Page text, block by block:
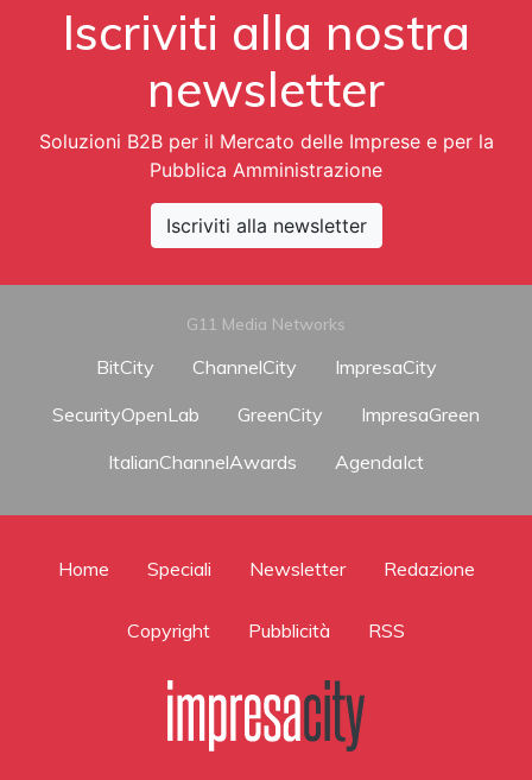
Iscriviti alla nostra
newsletter
Soluzioni B2B per il Mercato delle Imprese e per la
Pubblica Amministrazione
Iscriviti alla newsletter
G11 Media Networks
BitCity ChannelCity
ImpresaCity
SecurityOpenLab
GreenCity
ImpresaGreen
ItalianChannelAwards
AgendaIct
Home Speciali Newsletter Redazione
Copyright Pubblicità RSS